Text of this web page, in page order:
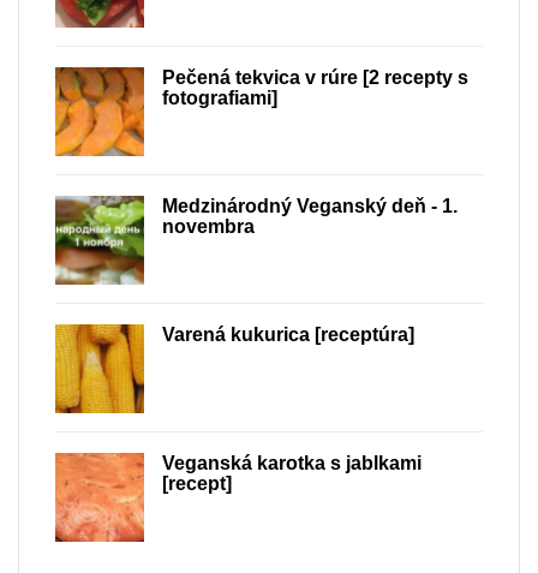
Pečená tekvica v rúre [2 recepty s
fotografiami]
Medzinárodný Veganský deň - 1.
novembra
Varená kukurica [receptúra]
Veganská karotka s jablkami
[recept]